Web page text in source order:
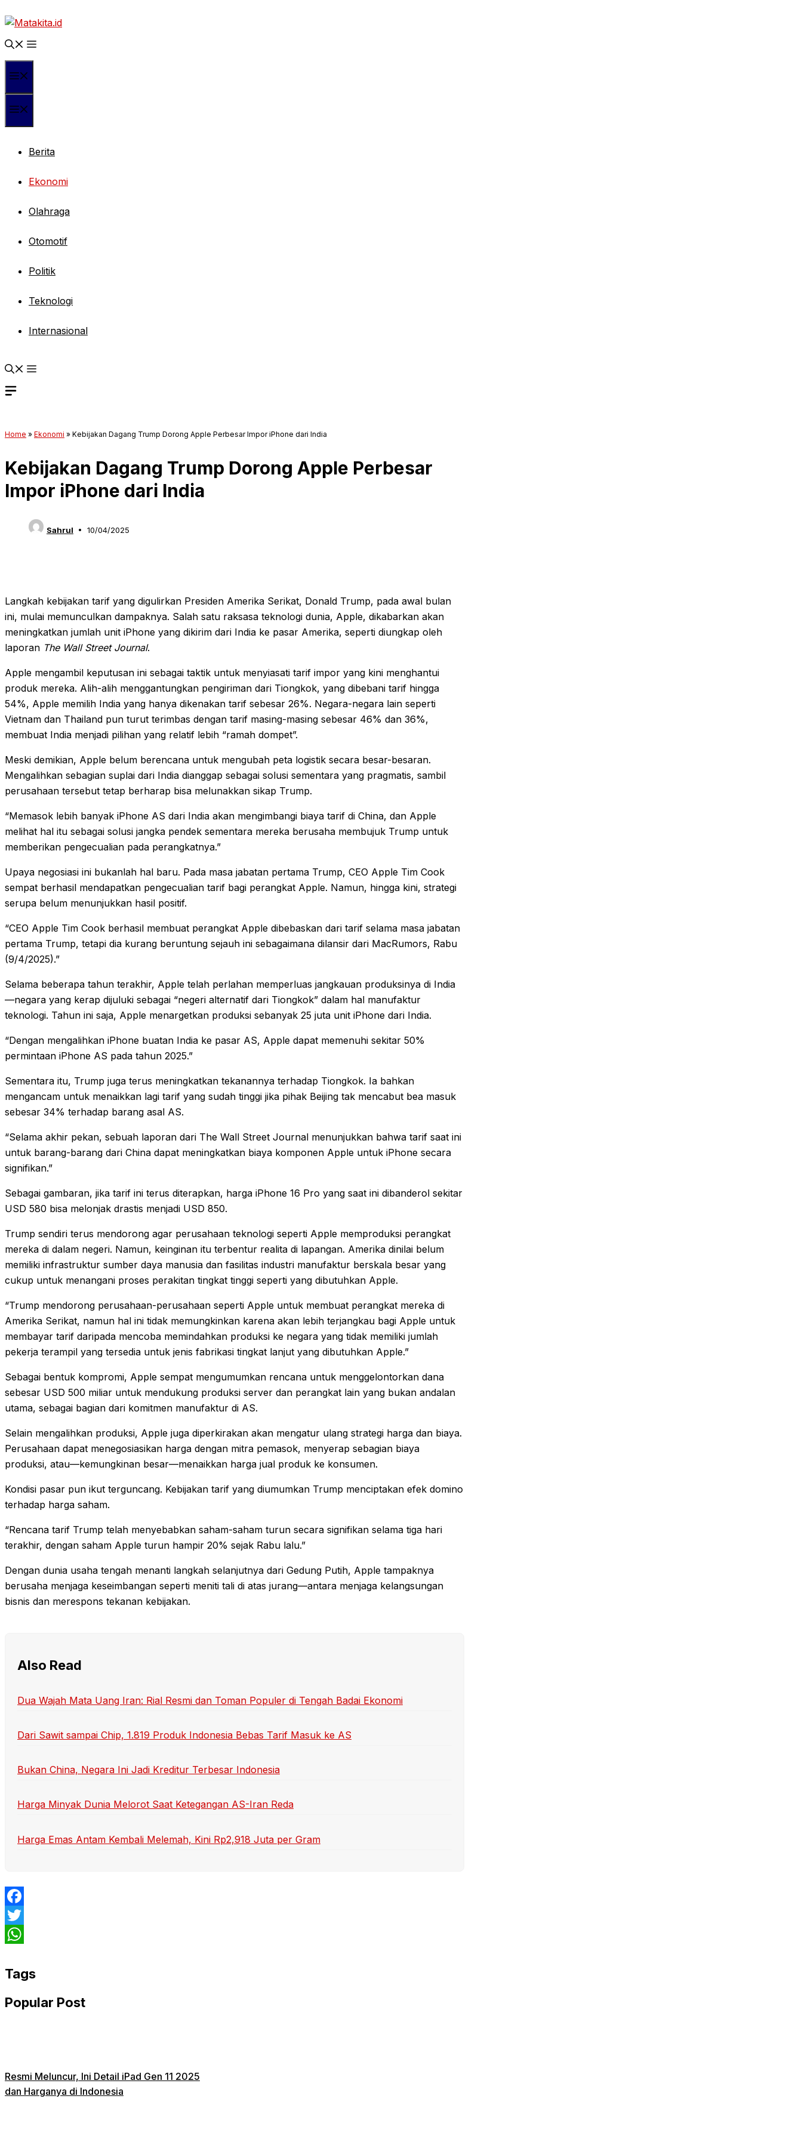
ke
isi
Berita
Ekonomi
Olahraga
Otomotif
Politik
Teknologi
Internasional
Home » Ekonomi » Kebijakan Dagang Trump Dorong Apple Perbesar Impor iPhone dari India
Kebijakan Dagang Trump Dorong Apple Perbesar
Impor iPhone dari India
Sahrul 10/04/2025
Langkah kebijakan tarif yang digulirkan Presiden Amerika Serikat, Donald Trump, pada awal bulan
ini, mulai memunculkan dampaknya. Salah satu raksasa teknologi dunia, Apple, dikabarkan akan
meningkatkan jumlah unit iPhone yang dikirim dari India ke pasar Amerika, seperti diungkap oleh
laporan The Wall Street Journal.
Apple mengambil keputusan ini sebagai taktik untuk menyiasati tarif impor yang kini menghantui
produk mereka. Alih-alih menggantungkan pengiriman dari Tiongkok, yang dibebani tarif hingga
54%, Apple memilih India yang hanya dikenakan tarif sebesar 26%. Negara-negara lain seperti
Vietnam dan Thailand pun turut terimbas dengan tarif masing-masing sebesar 46% dan 36%,
membuat India menjadi pilihan yang relatif lebih “ramah dompet”.
Meski demikian, Apple belum berencana untuk mengubah peta logistik secara besar-besaran.
Mengalihkan sebagian suplai dari India dianggap sebagai solusi sementara yang pragmatis, sambil
perusahaan tersebut tetap berharap bisa melunakkan sikap Trump.
“Memasok lebih banyak iPhone AS dari India akan mengimbangi biaya tarif di China, dan Apple
melihat hal itu sebagai solusi jangka pendek sementara mereka berusaha membujuk Trump untuk
memberikan pengecualian pada perangkatnya.”
Upaya negosiasi ini bukanlah hal baru. Pada masa jabatan pertama Trump, CEO Apple Tim Cook
sempat berhasil mendapatkan pengecualian tarif bagi perangkat Apple. Namun, hingga kini, strategi
serupa belum menunjukkan hasil positif.
“CEO Apple Tim Cook berhasil membuat perangkat Apple dibebaskan dari tarif selama masa jabatan
pertama Trump, tetapi dia kurang beruntung sejauh ini sebagaimana dilansir dari MacRumors, Rabu
(9/4/2025).”
Selama beberapa tahun terakhir, Apple telah perlahan memperluas jangkauan produksinya di India
—negara yang kerap dijuluki sebagai “negeri alternatif dari Tiongkok” dalam hal manufaktur
teknologi. Tahun ini saja, Apple menargetkan produksi sebanyak 25 juta unit iPhone dari India.
“Dengan mengalihkan iPhone buatan India ke pasar AS, Apple dapat memenuhi sekitar 50%
permintaan iPhone AS pada tahun 2025.”
Sementara itu, Trump juga terus meningkatkan tekanannya terhadap Tiongkok. Ia bahkan
mengancam untuk menaikkan lagi tarif yang sudah tinggi jika pihak Beijing tak mencabut bea masuk
sebesar 34% terhadap barang asal AS.
“Selama akhir pekan, sebuah laporan dari The Wall Street Journal menunjukkan bahwa tarif saat ini
untuk barang-barang dari China dapat meningkatkan biaya komponen Apple untuk iPhone secara
signifikan.”
Sebagai gambaran, jika tarif ini terus diterapkan, harga iPhone 16 Pro yang saat ini dibanderol sekitar
USD 580 bisa melonjak drastis menjadi USD 850.
Trump sendiri terus mendorong agar perusahaan teknologi seperti Apple memproduksi perangkat
mereka di dalam negeri. Namun, keinginan itu terbentur realita di lapangan. Amerika dinilai belum
memiliki infrastruktur sumber daya manusia dan fasilitas industri manufaktur berskala besar yang
cukup untuk menangani proses perakitan tingkat tinggi seperti yang dibutuhkan Apple.
“Trump mendorong perusahaan-perusahaan seperti Apple untuk membuat perangkat mereka di
Amerika Serikat, namun hal ini tidak memungkinkan karena akan lebih terjangkau bagi Apple untuk
membayar tarif daripada mencoba memindahkan produksi ke negara yang tidak memiliki jumlah
pekerja terampil yang tersedia untuk jenis fabrikasi tingkat lanjut yang dibutuhkan Apple.”
Sebagai bentuk kompromi, Apple sempat mengumumkan rencana untuk menggelontorkan dana
sebesar USD 500 miliar untuk mendukung produksi server dan perangkat lain yang bukan andalan
utama, sebagai bagian dari komitmen manufaktur di AS.
Selain mengalihkan produksi, Apple juga diperkirakan akan mengatur ulang strategi harga dan biaya.
Perusahaan dapat menegosiasikan harga dengan mitra pemasok, menyerap sebagian biaya
produksi, atau—kemungkinan besar—menaikkan harga jual produk ke konsumen.
Kondisi pasar pun ikut terguncang. Kebijakan tarif yang diumumkan Trump menciptakan efek domino
terhadap harga saham.
“Rencana tarif Trump telah menyebabkan saham-saham turun secara signifikan selama tiga hari
terakhir, dengan saham Apple turun hampir 20% sejak Rabu lalu.”
Dengan dunia usaha tengah menanti langkah selanjutnya dari Gedung Putih, Apple tampaknya
berusaha menjaga keseimbangan seperti meniti tali di atas jurang—antara menjaga kelangsungan
bisnis dan merespons tekanan kebijakan.
Also Read
Dua Wajah Mata Uang Iran: Rial Resmi dan Toman Populer di Tengah Badai Ekonomi
Dari Sawit sampai Chip, 1.819 Produk Indonesia Bebas Tarif Masuk ke AS
Bukan China, Negara Ini Jadi Kreditur Terbesar Indonesia
Harga Minyak Dunia Melorot Saat Ketegangan AS-Iran Reda
Harga Emas Antam Kembali Melemah, Kini Rp2,918 Juta per Gram
Facebook
Twitter
Tags
Popular Post
Resmi Meluncur, Ini Detail iPad Gen 11 2025
dan Harganya di Indonesia